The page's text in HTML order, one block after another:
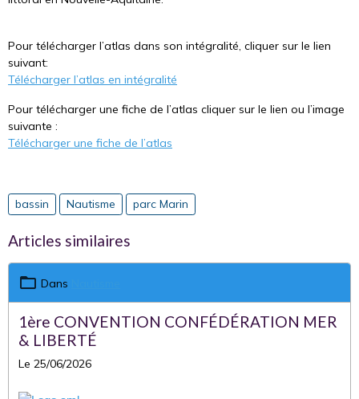
Pour télécharger l’atlas dans son intégralité, cliquer sur le lien
suivant:
Télécharger l’atlas en intégralité
Pour télécharger une fiche de l’atlas cliquer sur le lien ou l’image
suivante :
Télécharger une fiche de l’atlas
bassin Nautisme parc Marin
Articles similaires
Dans
1ère CONVENTION CONFÉDÉRATION MER
& LIBERTÉ
Le 25/06/2026